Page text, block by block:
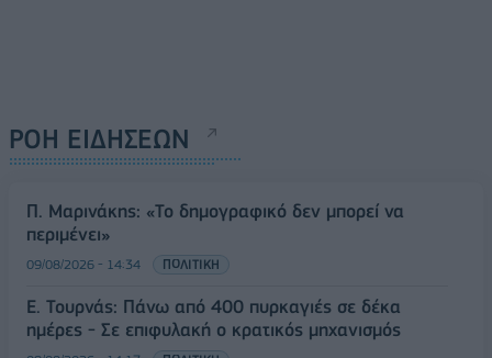
ΡΟΗ ΕΙΔΗΣΕΩΝ
Π. Μαρινάκης: «Το δημογραφικό δεν μπορεί να
περιμένει»
09/08/2026 - 14:34 ΠΟΛΙΤΙΚΗ
Ε. Τουρνάς: Πάνω από 400 πυρκαγιές σε δέκα
ημέρες - Σε επιφυλακή ο κρατικός μηχανισμός